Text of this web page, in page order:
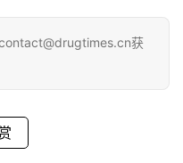
尼索在韩优先获批上